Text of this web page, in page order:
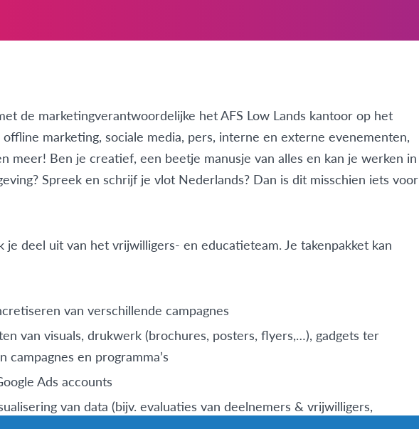
de marketingverantwoordelijke het AFS Low Lands kantoor op het
marketing, sociale media, pers, interne en externe evenementen,
meer! Ben je creatief, een beetje manusje van alles en kan je werken in
Spreek en schrijf je vlot Nederlands? Dan is dit misschien iets voor
je deel uit van het vrijwilligers- en educatieteam. Je takenpakket kan
van verschillende campagnes
van visuals, drukwerk (brochures, posters, flyers,…), gadgets ter
campagnes en programma’s
Ads accounts
van data (bijv. evaluaties van deelnemers & vrijwilligers,